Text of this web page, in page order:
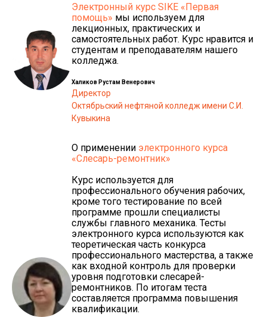
Электронный курс SIKE «Первая
помощь» мы используем для
лекционных, практических и
самостоятельных работ. Курс нравится и
студентам и преподавателям нашего
колледжа.
Халиков Рустам Венерович
Директор
Октябрьский нефтяной колледж имени С.И.
Кувыкина
О применении электронного курса
«Слесарь-ремонтник»
Курс используется для
профессионального обучения рабочих,
кроме того тестирование по всей
программе прошли специалисты
службы главного механика. Тесты
электронного курса используются как
теоретическая часть конкурса
профессионального мастерства, а также
как входной контроль для проверки
уровня подготовки слесарей-
ремонтников. По итогам теста
составляется программа повышения
квалификации.